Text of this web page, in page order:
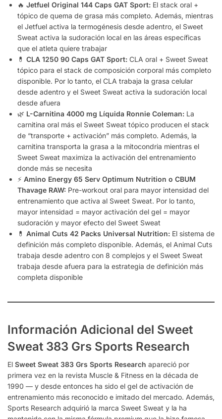
🔥 Jetfuel Original 144 Caps GAT Sport: El stack oral +
tópico de quema de grasa más completo. Además, mientras
el Jetfuel activa la termogénesis desde adentro, el Sweet
Sweat activa la sudoración local en las áreas específicas
que el atleta quiere trabajar
💊 CLA 1250 90 Caps GAT Sport: CLA oral + Sweet Sweat
tópico para el stack de composición corporal más completo
disponible. Por lo tanto, el CLA trabaja la grasa celular
desde adentro y el Sweet Sweat activa la sudoración local
desde afuera
🌿 L-Carnitina 4000 mg Líquida Ronnie Coleman: La
carnitina oral más el Sweet Sweat tópico producen el stack
de “transporte + activación” más completo. Además, la
carnitina transporta la grasa a la mitocondria mientras el
Sweet Sweat maximiza la activación del entrenamiento
donde más se necesita
⚡ Amino Energy 65 Serv Optimum Nutrition o CBUM
Thavage RAW: Pre-workout oral para mayor intensidad del
entrenamiento que activa al Sweet Sweat. Por lo tanto,
mayor intensidad = mayor activación del gel = mayor
sudoración y mayor efecto del Sweet Sweat
💊 Animal Cuts 42 Packs Universal Nutrition: El sistema de
definición más completo disponible. Además, el Animal Cuts
trabaja desde adentro con 8 complejos y el Sweet Sweat
trabaja desde afuera para la estrategia de definición más
completa disponible
Información Adicional del Sweet
Sweat 383 Grs Sports Research
El Sweet Sweat 383 Grs Sports Research apareció por
primera vez en la revista Muscle & Fitness en la década de
1990 — y desde entonces ha sido el gel de activación de
entrenamiento más reconocido e imitado del mercado. Además,
Sports Research adquirió la marca Sweet Sweat y la ha